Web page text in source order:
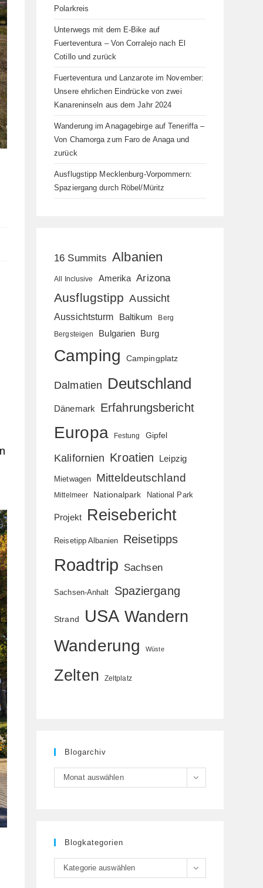
Polarkreis
Unterwegs mit dem E-Bike auf
Fuerteventura – Von Corralejo nach El
Cotillo und zurück
Fuerteventura und Lanzarote im November:
Unsere ehrlichen Eindrücke von zwei
Kanareninseln aus dem Jahr 2024
Wanderung im Anagagebirge auf Teneriffa –
Von Chamorga zum Faro de Anaga und
zurück
Ausflugstipp Mecklenburg-Vorpommern:
Spaziergang durch Röbel/Müritz
16 Summits Albanien
All Inclusive Amerika Arizona
Ausflugstipp Aussicht
Aussichtsturm Baltikum
Berg
Bergsteigen
Bulgarien Burg
Camping Campingplatz
Dalmatien Deutschland
Dänemark Erfahrungsbericht
Europa Festung Gipfel
Kalifornien Kroatien Leipzig
Mietwagen Mitteldeutschland
Mittelmeer Nationalpark National Park
Projekt Reisebericht
Reisetipp Albanien Reisetipps
Roadtrip Sachsen
Sachsen-Anhalt Spaziergang
Strand USA Wandern
Wanderung
Wüste
Zelten Zeltplatz
Blogarchiv
Blogarchiv
Monat auswählen
Blogkategorien
Blogkategorien
Kategorie auswählen